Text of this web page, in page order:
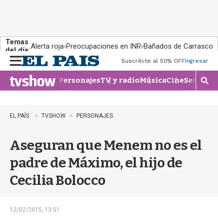
Temas
del día:Alerta roja Preocupaciones en INR Bañados de Carrasco
n
u
Suscribite al 50% OFFIngresar
PersonajesTV y radioMúsicaCineSeries
M
o
EL PAÍS TVSHOW PERSONAJES
Aseguran que Menem no es el
padre de Máximo, el hijo de
Cecilia Bolocco
12/02/2015, 13:51